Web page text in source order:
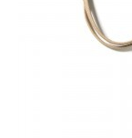
スマホと通信の
進化するPCとデ
好きが集まる
ビジネスと働き